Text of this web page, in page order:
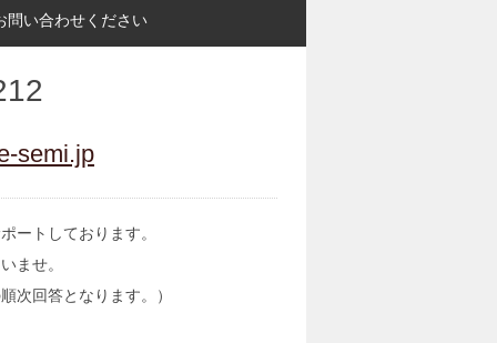
問い合わせください
semi.jp
ートしております。
ませ。
次回答となります。）